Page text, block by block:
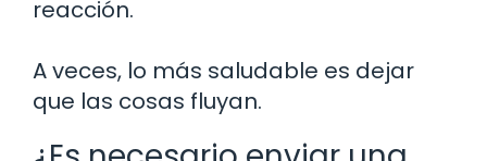
reacción.
A veces, lo más saludable es dejar
que las cosas fluyan.